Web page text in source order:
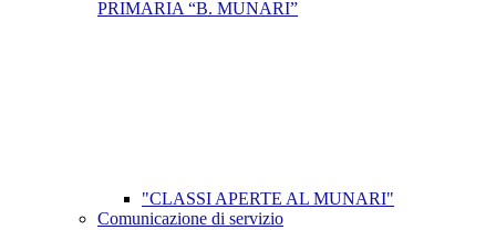
PRIMARIA “B. MUNARI”
"CLASSI APERTE AL MUNARI"
Comunicazione di servizio